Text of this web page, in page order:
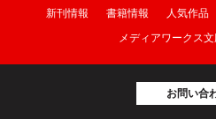
新刊情報 書籍情報 人気作品
メディアワークス
お問い合